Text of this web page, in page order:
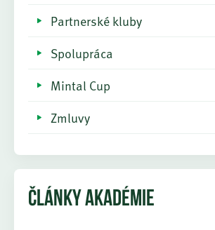
Partnerské kluby
Spolupráca
Mintal Cup
Zmluvy
ČLÁNKY AKADÉMIE